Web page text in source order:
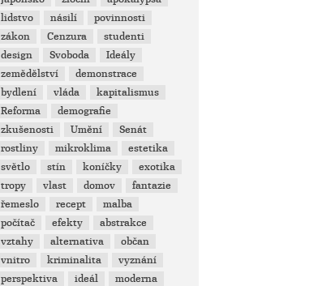
lidstvo
násilí
povinnosti
zákon
Cenzura
studenti
design
Svoboda
Ideály
zemědělství
demonstrace
bydlení
vláda
kapitalismus
Reforma
demografie
zkušenosti
Umění
Senát
rostliny
mikroklima
estetika
světlo
stín koníčky
exotika
tropy
vlast domov
fantazie
řemeslo
recept
malba
počítač
efekty
abstrakce
vztahy
alternativa
občan
vnitro
kriminalita
vyznání
perspektiva
ideál
moderna